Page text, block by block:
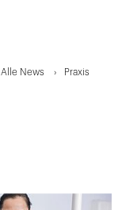
Alle News Praxis